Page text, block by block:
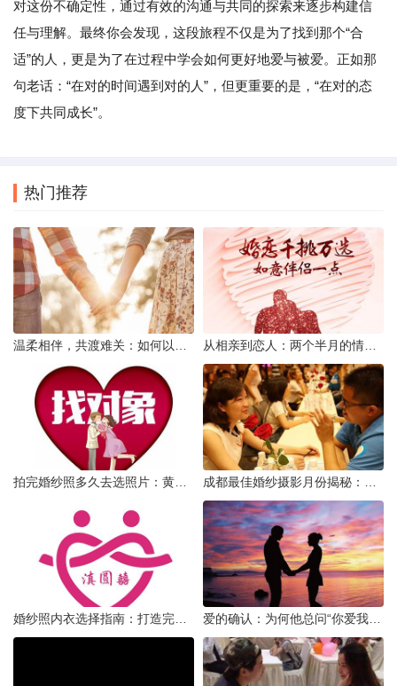
对这份不确定性，通过有效的沟通与共同的探索来逐步构建信
任与理解。最终你会发现，这段旅程不仅是为了找到那个“合
适”的人，更是为了在过程中学会如何更好地爱与被爱。正如那
句老话：“在对的时间遇到对的人”，但更重要的是，“在对的态
度下共同成长”。
热门推荐